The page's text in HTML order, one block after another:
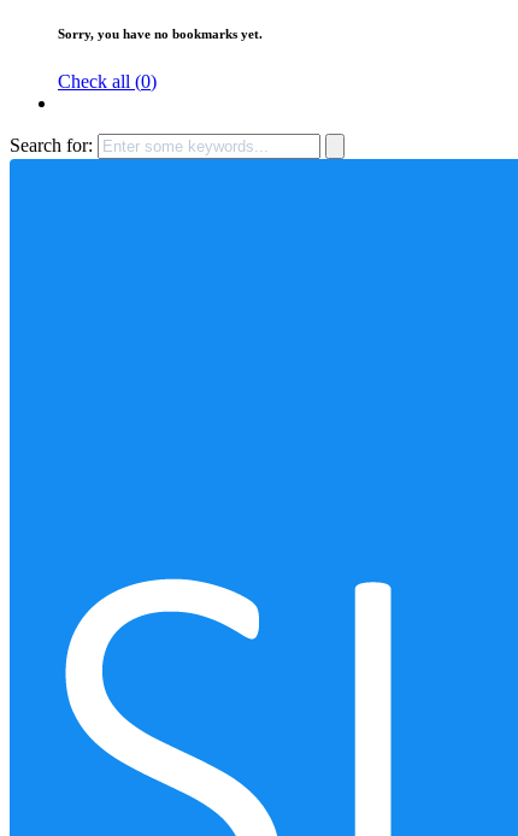
Sorry, you have no bookmarks yet.
Check all (0)
Search for: